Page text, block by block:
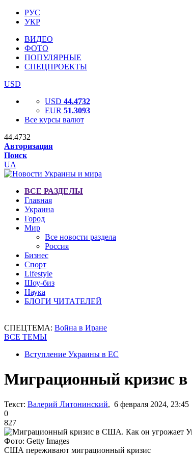
РУС
УКР
ВИДЕО
ФОТО
ПОПУЛЯРНЫЕ
СПЕЦПРОЕКТЫ
USD
USD 44.4732
EUR 51.3093
Все курсы валют
44.4732
Авторизация
Поиск
UA
ВСЕ РАЗДЕЛЫ
Главная
Украина
Город
Мир
Все новости раздела
Россия
Бизнес
Спорт
Lifestyle
Шоу-биз
Наука
БЛОГИ ЧИТАТЕЛЕЙ
СПЕЦТЕМА: Война в Иране
ВСЕ ТЕМЫ
Вступление Украины в ЕС
Миграционный кризис
Текст: Валерий Литонинский, 6 февраля 2024, 23:45
0
827
Фото: Getty Images
США переживают миграционный кризис